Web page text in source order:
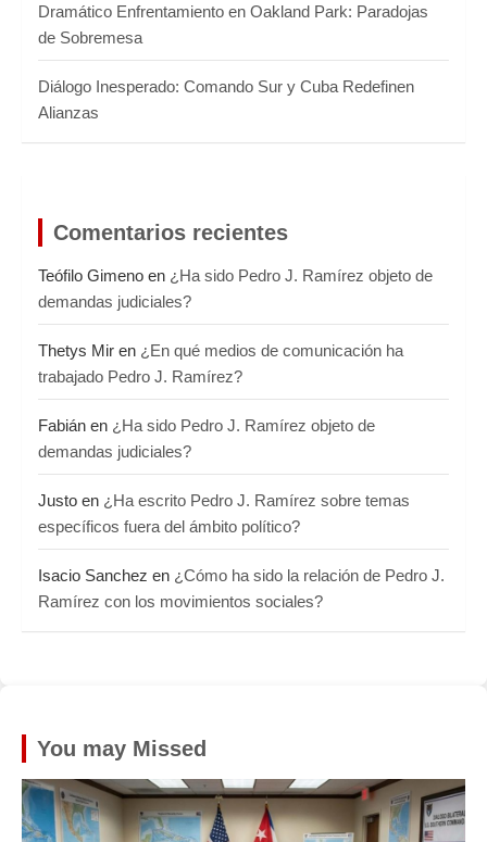
Dramático Enfrentamiento en Oakland Park: Paradojas
de Sobremesa
Diálogo Inesperado: Comando Sur y Cuba Redefinen
Alianzas
Comentarios recientes
Teófilo Gimeno en ¿Ha sido Pedro J. Ramírez objeto de
demandas judiciales?
Thetys Mir en ¿En qué medios de comunicación ha
trabajado Pedro J. Ramírez?
Fabián en ¿Ha sido Pedro J. Ramírez objeto de
demandas judiciales?
Justo en ¿Ha escrito Pedro J. Ramírez sobre temas
específicos fuera del ámbito político?
Isacio Sanchez en ¿Cómo ha sido la relación de Pedro J.
Ramírez con los movimientos sociales?
You may Missed